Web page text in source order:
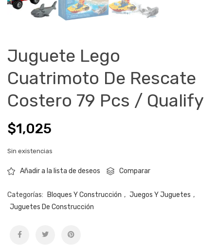
Juguete Lego
Cuatrimoto De Rescate
Costero 79 Pcs / Qualify
$1,025
Sin existencias
Añadir a la lista de deseos Comparar
Categorías: Bloques Y Construcción , Juegos Y Juguetes ,
Juguetes De Construcción